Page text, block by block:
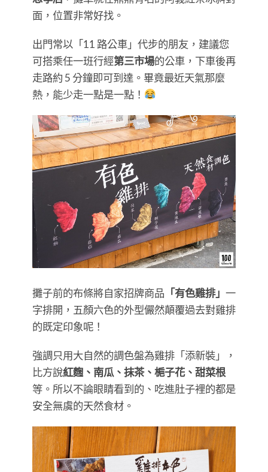
面，位置非常好找。
出門常以「11 路公車」代步的朋友，建議您
可搭乘任一班行經第三市場的公車，下車後再
走路約 5 分鐘即可到達。畢竟最近天氣那麼
熱，能少走一點是一點！
攤子前的布條將自家招牌商品 「有色雞排」 一
字排開，五顏六色的外型儼然顛覆過去對雞排
的既定印象呢！
強調只用大自然的調色盤為雞排「添新裝」，
比方說紅麴、南瓜、抹茶、梔子花、甜菜根
等。所以不論眼睛看到的、吃進肚子裡的都是
安全無虞的天然食材。